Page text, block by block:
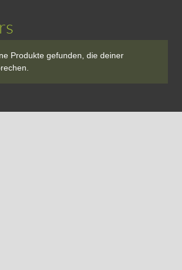
Produkte gefunden, die deiner